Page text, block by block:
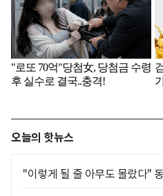
오늘의 핫뉴스
"이렇게 될 줄 아무도 몰랐다"